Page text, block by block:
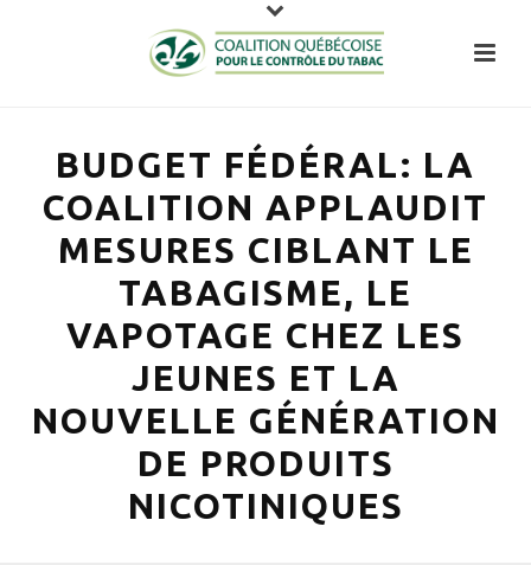
BUDGET FÉDÉRAL: LA
COALITION APPLAUDIT
MESURES CIBLANT LE
TABAGISME, LE
VAPOTAGE CHEZ LES
JEUNES ET LA
NOUVELLE GÉNÉRATION
DE PRODUITS
NICOTINIQUES